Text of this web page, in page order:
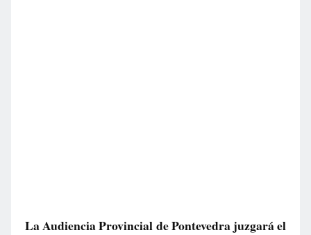
La Audiencia Provincial de Pontevedra juzgará el